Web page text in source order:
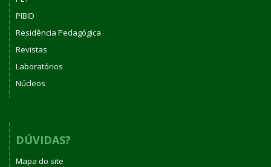
PIBID
Residência Pedagógica
Revistas
Laboratórios
Núcleos
DÚVIDAS?
Mapa do site